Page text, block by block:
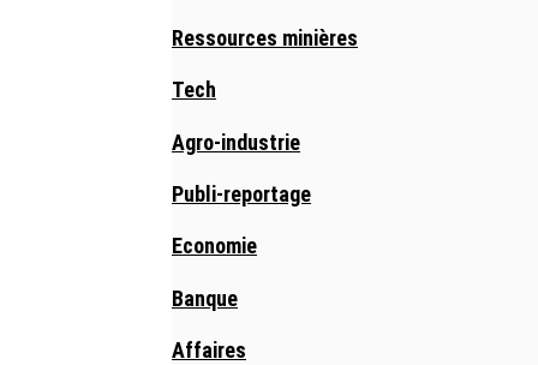
Ressources minières
Tech
Agro-industrie
Publi-reportage
Economie
Banque
Affaires